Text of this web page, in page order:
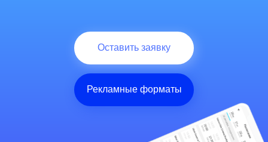
Оставить заявку
Рекламные форматы